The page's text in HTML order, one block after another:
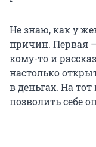
Не знаю, как у
причин. Первая
кому-то и
настолько
в деньгах. На
позволить себе